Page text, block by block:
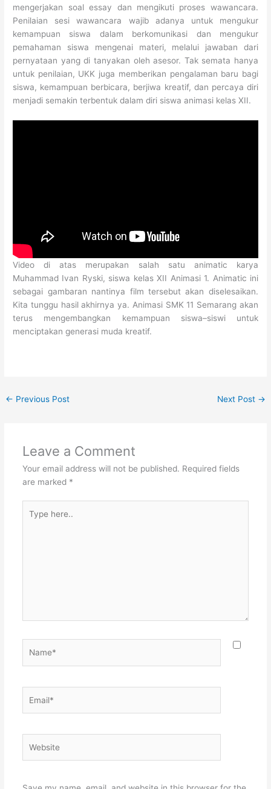
mengerjakan soal essay dan mengikuti proses wawancara.
Penilaian sesi wawancara wajib adanya untuk mengukur
kemampuan siswa dalam berkomunikasi dan mengukur
pemahaman siswa mengenai materi, melalui jawaban dari
pernyataan yang di tanyakan oleh asesor. Tak semata hanya
untuk penilaian, UKK juga memberikan pengalaman baru bagi
siswa, kemampuan berbicara, berjiwa kreatif, dan percaya diri
menjadi semakin terbentuk dalam diri siswa animasi kelas XII.
Video di atas merupakan salah satu animatic karya
Muhammad Ivan Ryski, siswa kelas XII Animasi 1. Animatic ini
sebagai gambaran nantinya film tersebut akan diselesaikan.
Kita tunggu hasil akhirnya ya. Animasi SMK 11 Semarang akan
terus mengembangkan kemampuan siswa–siswi untuk
menciptakan generasi muda kreatif.
← Previous Post Next Post →
Leave a Comment
Your email address will not be published. Required fields
are marked *
here..